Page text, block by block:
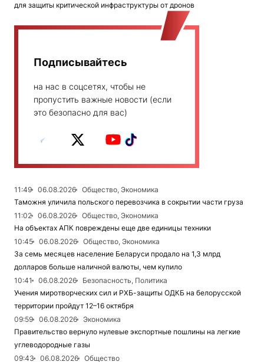
для защиты критической инфраструктуры от дронов
Подписывайтесь
на нас в соцсетях, чтобы не
пропустить важные новости (если
это безопасно для вас)
11:49 06.08.2026
Общество, Экономика
Таможня уличила польского перевозчика в сокрытии части груза
11:02
06.08.2026
Общество, Экономика
На объектах АПК повреждены еще две единицы техники
10:45
06.08.2026
Общество, Экономика
За семь месяцев население Беларуси продало на 1,3 млрд
долларов больше наличной валюты, чем купило
10:41
06.08.2026
Безопасность, Политика
Учения миротворческих сил и РХБ-защиты ОДКБ на белорусской
территории пройдут 12–16 октября
09:59
06.08.2026
Экономика
Правительство вернуло нулевые экспортные пошлины на легкие
углеводородные газы
09:43
06.08.2026
Общество